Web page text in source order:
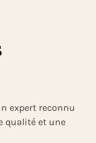
expert reconnu
qualité et une